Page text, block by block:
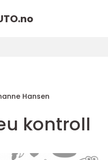
no
Hansen
kontroll